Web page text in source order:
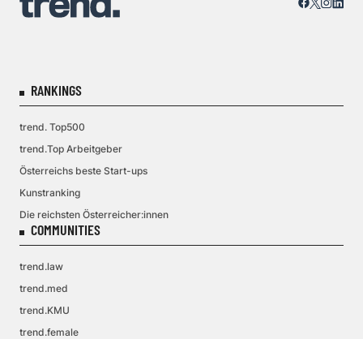
RANKINGS
trend. Top500
trend.Top Arbeitgeber
Österreichs beste Start-ups
Kunstranking
Die reichsten Österreicher:innen
COMMUNITIES
trend.law
trend.med
trend.KMU
trend.female